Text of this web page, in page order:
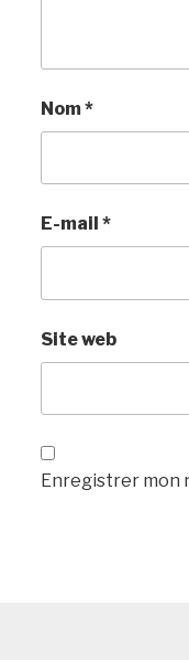
Nom*
E-mail *
Site web
Enregistrer mon